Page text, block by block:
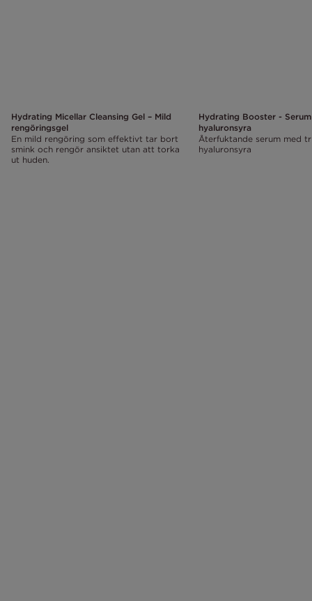
Hydrating Micellar Cleansing Gel – Mild
rengöringsgel
En mild rengöring som effektivt tar bort
smink och rengör ansiktet utan att torka
ut huden.
Hydrating Booster -
hyaluronsyra
Återfuktande serum med
hyaluronsyra